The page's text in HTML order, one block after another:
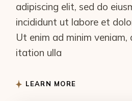
adipiscing elit, sed do
incididunt ut labore et
Ut enim ad minim veniam,
itation ulla
LEARN MORE